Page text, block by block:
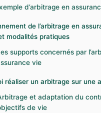
d’arbitrage en
de l’arbitrage en
modalités pratiques
supports concernés par
vie
réaliser un arbitrage sur une
et adaptation du
de vie